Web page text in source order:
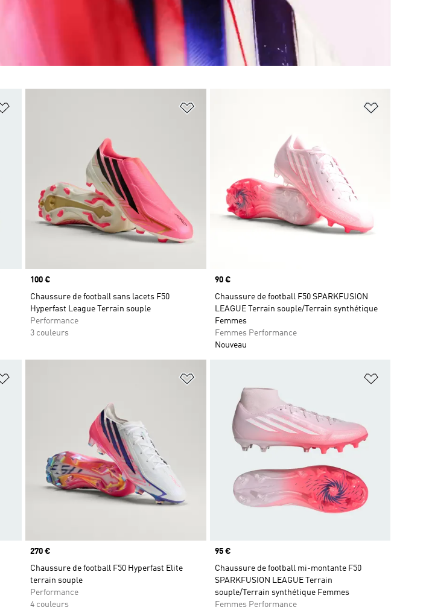
Prix
100 €
Chaussure de football sans lacets F50
Hyperfast League Terrain souple
Performance
3 couleurs
Prix
90 €
Chaussure de football F50 SPARKFUSION
LEAGUE Terrain souple/Terrain synthétique
Femmes
Femmes Performance
Nouveau
Prix
270 €
Chaussure de football F50 Hyperfast Elite
terrain souple
Performance
4 couleurs
Prix
95 €
Chaussure de football mi-montante F50
SPARKFUSION LEAGUE Terrain
souple/Terrain synthétique Femmes
Femmes Performance